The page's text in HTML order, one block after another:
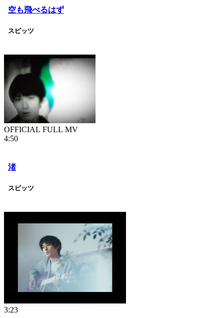
空も飛べるはず
スピッツ
OFFICIAL FULL MV
4:50
渚
スピッツ
3:23